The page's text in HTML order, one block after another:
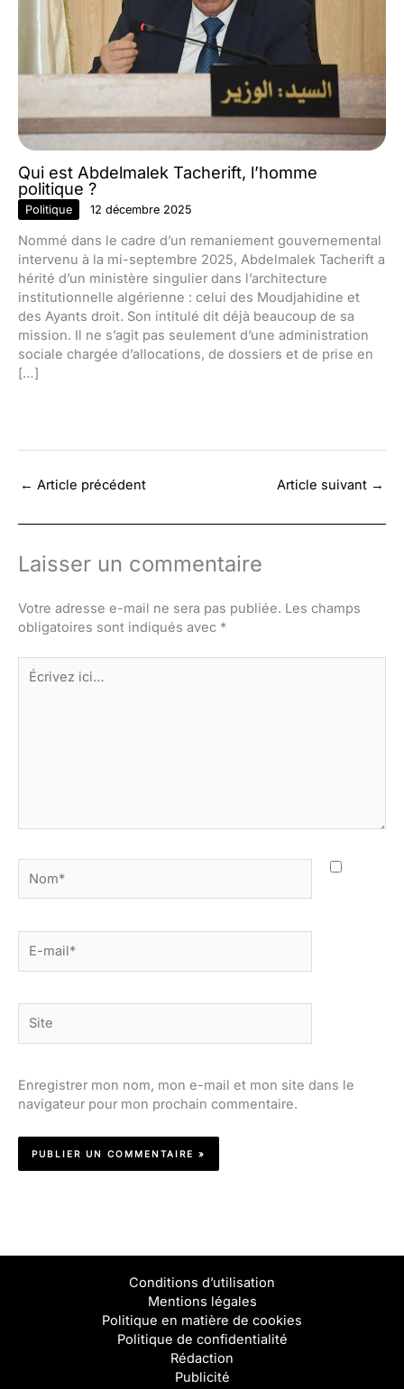
Qui est Abdelmalek Tacherift, l’homme
politique ?
Politique 12 décembre 2025
Nommé dans le cadre d’un remaniement gouvernemental
intervenu à la mi-septembre 2025, Abdelmalek Tacherift a
hérité d’un ministère singulier dans l’architecture
institutionnelle algérienne : celui des Moudjahidine et
des Ayants droit. Son intitulé dit déjà beaucoup de sa
mission. Il ne s’agit pas seulement d’une administration
sociale chargée d’allocations, de dossiers et de prise en
[…]
← Article précédent Article suivant →
Laisser un commentaire
Votre adresse e-mail ne sera pas publiée. Les champs
obligatoires sont indiqués avec *
Écrivez
ici…
mail*
Enregistrer mon nom, mon e-mail et mon site dans le
navigateur pour mon prochain commentaire.
Conditions d’utilisation
Mentions légales
Politique en matière de cookies
Politique de confidentialité
Rédaction
Publicité